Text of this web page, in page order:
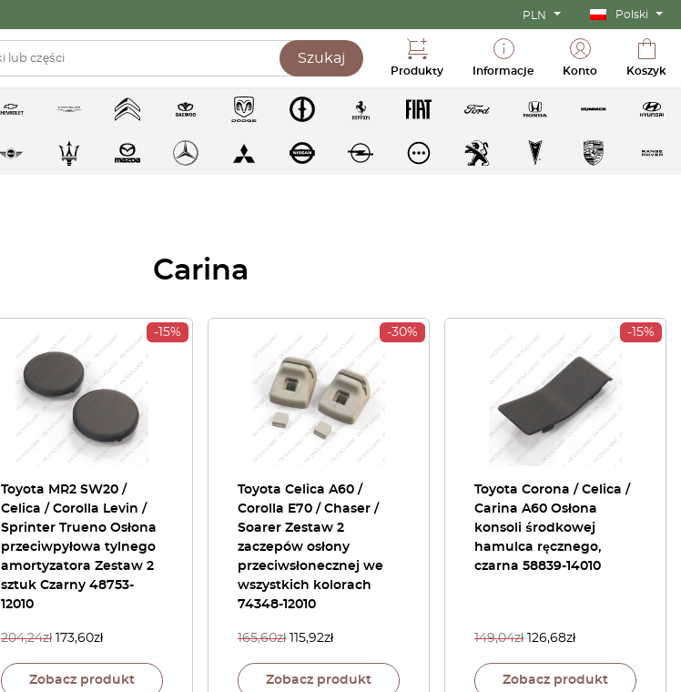
PLN Polski
Szukaj
Produkty Informacje Konto Koszyk
Carina
-15%
Toyota MR2 SW20 /
Celica / Corolla Levin /
Sprinter Trueno Osłona
przeciwpyłowa tylnego
amortyzatora Zestaw 2
sztuk Czarny 48753-
12010
204,24zł 173,60zł
Zobacz produkt
-30%
Toyota Celica A60 /
Corolla E70 / Chaser /
Soarer Zestaw 2
zaczepów osłony
przeciwsłonecznej we
wszystkich kolorach
74348-12010
165,60zł 115,92zł
Zobacz produkt
-15%
Toyota Corona / Celica /
Carina A60 Osłona
konsoli środkowej
hamulca ręcznego,
czarna 58839-14010
149,04zł 126,68zł
Zobacz produkt